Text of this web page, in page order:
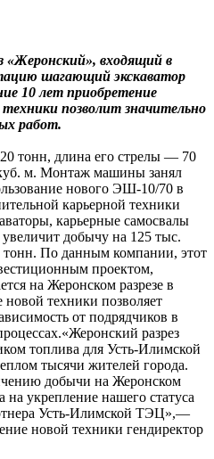
«Жеронский», входящий в
шагающий экскаватор
10 лет приобретение
позволит значительно
работ.
тонн, длина его стрелы — 70
м. Монтаж машины занял
нового ЭШ-10/70 в
карьерной техники
карьерные самосвалы
добычу на 125 тыс.
По данным компании, этот
проектом,
на Жеронском разрезе в
техники позволяет
от подрядчиков в
разрез
топлива для Усть-Илимской
тысячи жителей города.
добычи на Жеронском
на укрепление нашего статуса
Усть-Илимской ТЭЦ»,—
новой техники гендиректор